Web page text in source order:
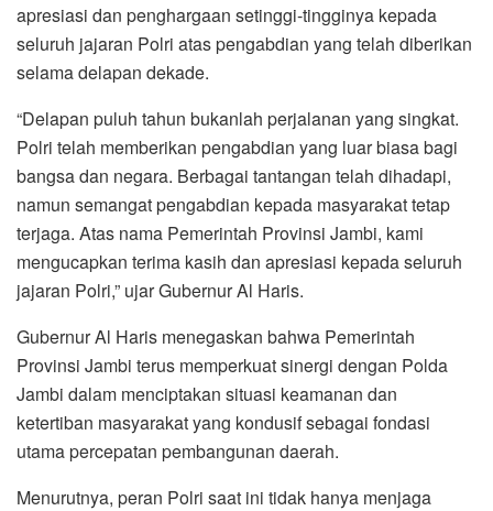
apresiasi dan penghargaan setinggi-tingginya kepada
seluruh jajaran Polri atas pengabdian yang telah diberikan
selama delapan dekade.
“Delapan puluh tahun bukanlah perjalanan yang singkat.
Polri telah memberikan pengabdian yang luar biasa bagi
bangsa dan negara. Berbagai tantangan telah dihadapi,
namun semangat pengabdian kepada masyarakat tetap
terjaga. Atas nama Pemerintah Provinsi Jambi, kami
mengucapkan terima kasih dan apresiasi kepada seluruh
jajaran Polri,” ujar Gubernur Al Haris.
Gubernur Al Haris menegaskan bahwa Pemerintah
Provinsi Jambi terus memperkuat sinergi dengan Polda
Jambi dalam menciptakan situasi keamanan dan
ketertiban masyarakat yang kondusif sebagai fondasi
utama percepatan pembangunan daerah.
Menurutnya, peran Polri saat ini tidak hanya menjaga